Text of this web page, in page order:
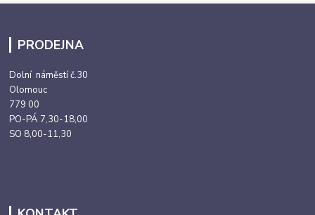
PRODEJNA
Dolní náměstí č.30
Olomouc
779 00
PO-PÁ 7,30-18,00
SO 8,00-11,30